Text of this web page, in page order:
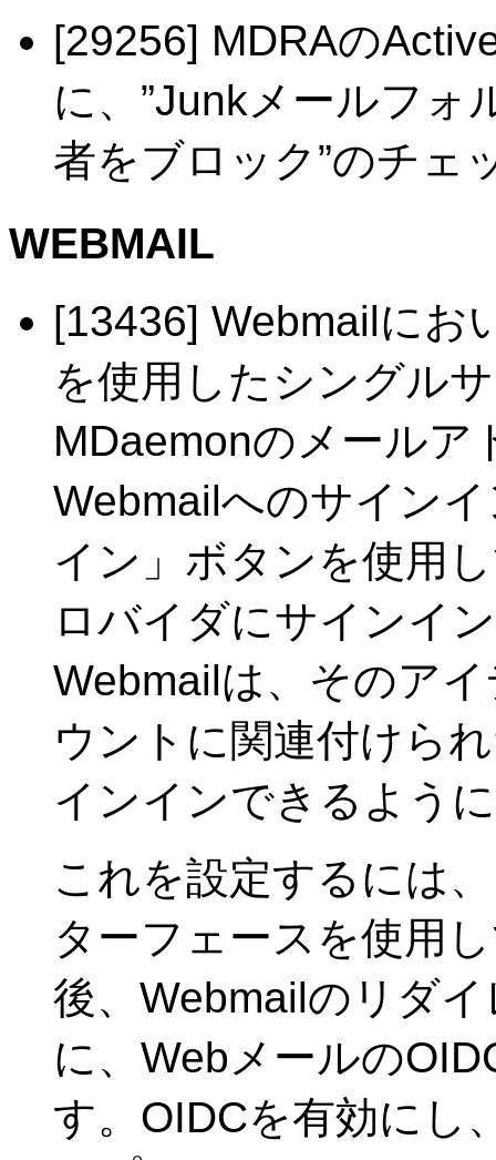
[29256] MDRAの
に、”Junkメールフォ
者をブロック”のチェ
WEBMAIL
[13436] Webmailにお
を使用したシングル
MDaemonのメール
Webmailへのサイン
イン」ボタンを使用
ロバイダにサインイ
Webmailは、そのア
ウントに関連付けら
インインできるよう
これを設定するには
ターフェースを使用
後、Webmailのリダ
に、Webメールの
す。OIDCを有効にし